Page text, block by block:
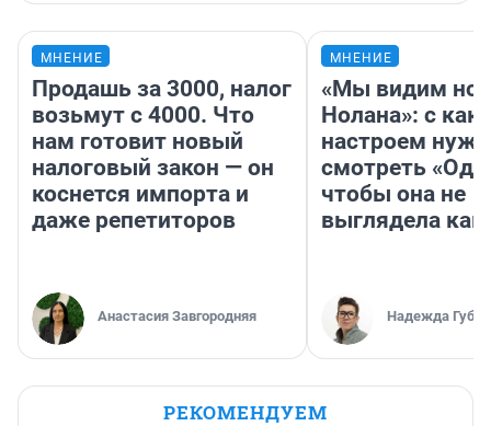
МНЕНИЕ
Продашь за 3000, налог
возьмут с 4000. Что
нам готовит новый
налоговый закон — он
коснется импорта и
даже репетиторов
Анастасия Завгородняя
МНЕНИЕ
«Мы видим
Нолана»: с
настроем
смотреть
чтобы она не
выглядела как
Надежда
РЕКОМЕНДУЕМ